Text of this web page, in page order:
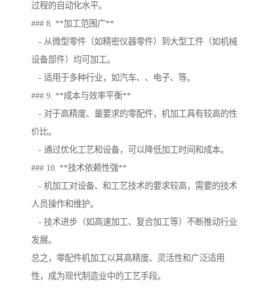
过程的自动化水平。
### 8. **加工范围广**
- 从微型零件（如精密仪器零件）到大型工件（如机械
设备部件）均可加工。
- 适用于多种行业，如汽车、、电子、等。
### 9. **成本与效率平衡**
- 对于高精度、量要求的零配件，机加工具有较高的性
价比。
- 通过优化工艺和设备，可以降低加工时间和成本。
### 10. **技术依赖性强**
- 机加工对设备、和工艺技术的要求较高，需要的技术
人员操作和维护。
- 技术进步（如高速加工、复合加工等）不断推动行业
发展。
总之，零配件机加工以其高精度、灵活性和广泛适用
性，成为现代制造业中的工艺手段。